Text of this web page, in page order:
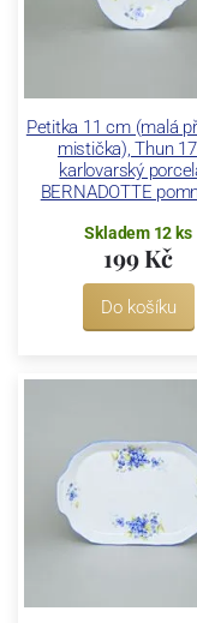
Petitka 11 cm (malá
mistička), Thun
karlovarský
BERNADOTTE
Skladem 12 ks
199 Kč
Do košíku